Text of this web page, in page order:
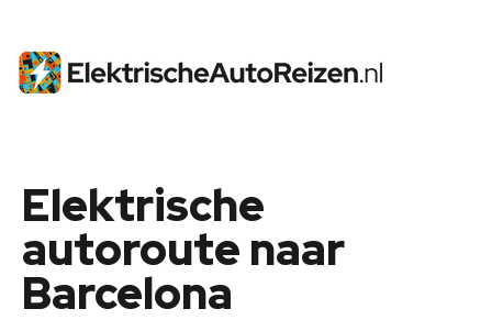
Elektrische
autoroute naar
Barcelona